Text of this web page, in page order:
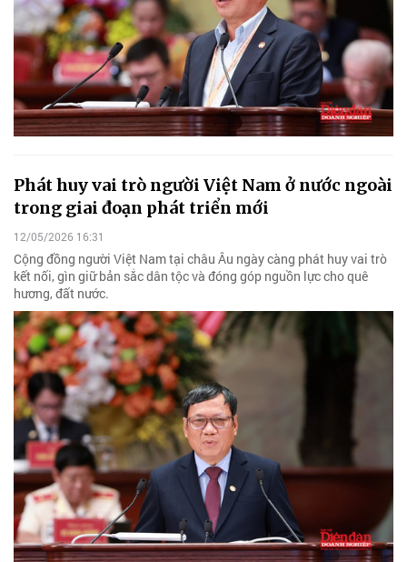
Phát huy vai trò người Việt Nam ở nước ngoài
trong giai đoạn phát triển mới
12/05/2026 16:31
Cộng đồng người Việt Nam tại châu Âu ngày càng phát huy vai trò
kết nối, gìn giữ bản sắc dân tộc và đóng góp nguồn lực cho quê
hương, đất nước.